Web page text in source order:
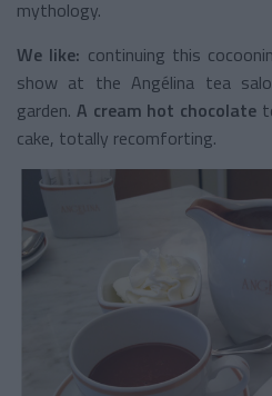
mythology.
We like: continuing this
show at the Angélina tea
garden. A cream hot chocolate
cake, totally recomforting.